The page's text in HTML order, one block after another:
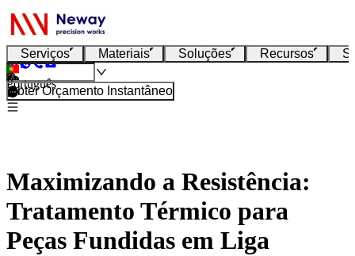
Serviços Materiais Soluções Recursos
Português
Obter Orçamento Instantâneo
Maximizando a Resistência:
Tratamento Térmico para
Peças Fundidas em Liga